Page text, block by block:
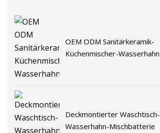
OEM ODM Sanitärkeramik-
Küchenmischer-Wasserhahn
Deckmontierter Waschtisch-
Wasserhahn-Mischbatterie